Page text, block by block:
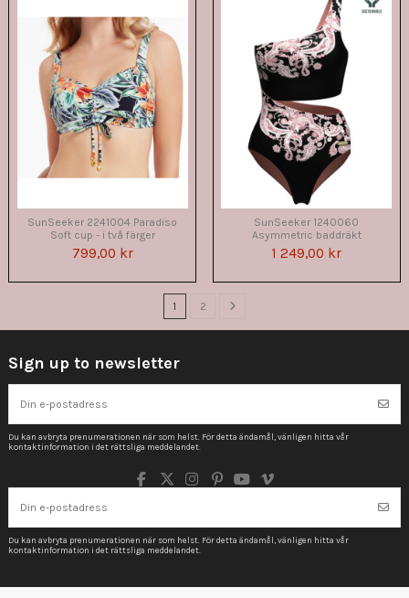
SunSeeker 2241004 Paradiso
Soft cup - i två färger
799,00 kr
SunSeeker 1240060
Asymmetric baddräkt
1 249,00 kr
1 2
Sign up to newsletter
Du kan avbryta prenumerationen när som helst. För detta ändamål, vänligen hitta vår
kontaktinformation i det rättsliga meddelandet.
Du kan avbryta prenumerationen när som helst. För detta ändamål, vänligen hitta vår
kontaktinformation i det rättsliga meddelandet.